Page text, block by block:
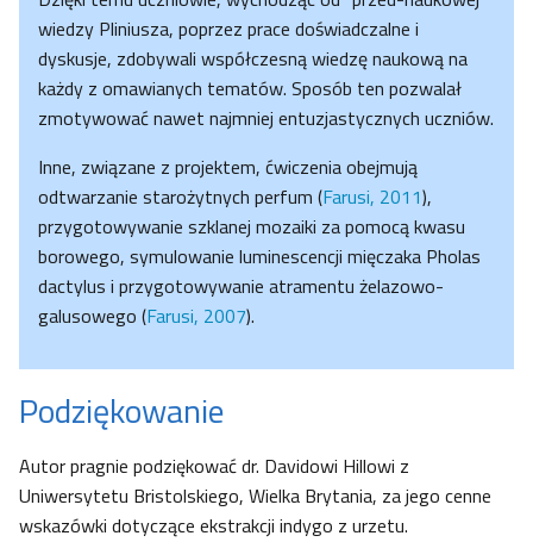
wiedzy Pliniusza, poprzez prace doświadczalne i
dyskusje, zdobywali współczesną wiedzę naukową na
każdy z omawianych tematów. Sposób ten pozwalał
zmotywować nawet najmniej entuzjastycznych uczniów.
Inne, związane z projektem, ćwiczenia obejmują
odtwarzanie starożytnych perfum (Farusi, 2011),
przygotowywanie szklanej mozaiki za pomocą kwasu
borowego, symulowanie luminescencji mięczaka Pholas
dactylus i przygotowywanie atramentu żelazowo-
galusowego (Farusi, 2007).
Podziękowanie
Autor pragnie podziękować dr. Davidowi Hillowi z
Uniwersytetu Bristolskiego, Wielka Brytania, za jego cenne
wskazówki dotyczące ekstrakcji indygo z urzetu.